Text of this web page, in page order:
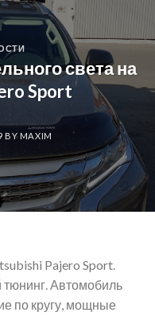
света на
Sport
BYMAXIM
Pajero Sport.
Автомобиль
по кругу, мощные